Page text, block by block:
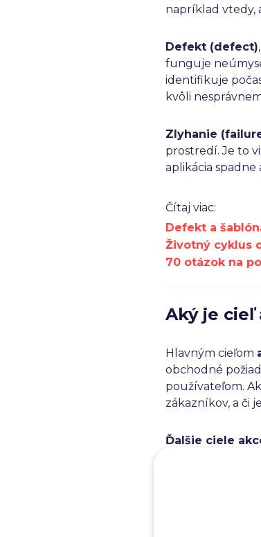
napríklad vtedy,
Defekt (defect)
funguje
identifikuje
kvôli
Zlyhanie
prostredí. Je to
aplikácia spadne
Čítaj viac:
Defekt a
Životný cyklus
70 otázok na
Aký je cieľ
Hlavným cieľom
obchodné
používateľom.
zákazníkov, a či
Ďalšie ciele